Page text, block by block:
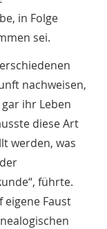
in Folge
sei.
nachweisen,
ihr Leben
diese Art
werden, was
führte.
eigene Faust